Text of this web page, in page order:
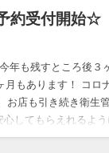
約受付開始☆
年も残すところ後３
月もあります！ コロ
お店も引き続き衛生
してもらえれるよう